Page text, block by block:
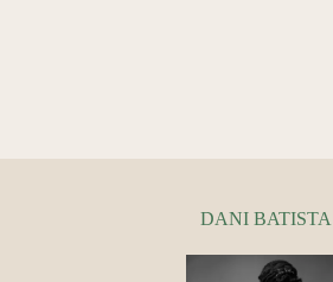
DANI BATISTA